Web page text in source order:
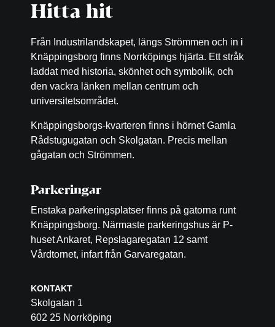
Hitta hit
Från Industrilandskapet, längs Strömmen och in i
Knäppingsborg finns Norrköpings hjärta. Ett stråk
laddat med historia, skönhet och symbolik, och
den vackra länken mellan centrum och
universitetsområdet.
Knäppingsborgs-kvarteren finns i hörnet Gamla
Rådstugugatan och Skolgatan. Precis mellan
gågatan och Strömmen.
Parkeringar
Enstaka parkeringsplatser finns på gatorna runt
Knäppingsborg. Närmaste parkeringshus är P-
huset Ankaret, Repslagaregatan 12 samt
Vårdtornet, infart från Garvaregatan.
KONTAKT
Skolgatan 1
602 25 Norrköping